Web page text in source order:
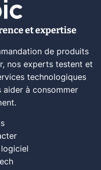
et expertise
de produits
nos experts testent et
technologiques
à consommer